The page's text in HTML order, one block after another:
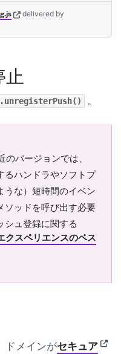
(opens in new tab)
delivered by
止
。
バージョンでは、
るハンドラやソフトプ
うな）短時間のイベン
ソッドを呼び出す必要
シュ登録に関する
クスペリエンスのベス
in new tab)
ドメインがセキュア